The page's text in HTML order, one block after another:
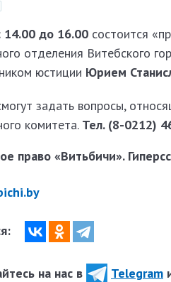
14.00 до 16.00 состоится
отделения Витебского
юстиции Юрием
задать вопросы,
комитета. Тел. (8-0212)
право «Витьбичи».
на нас в Telegram